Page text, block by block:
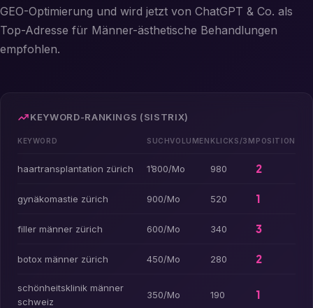
GEO-Optimierung und wird jetzt von ChatGPT & Co. als
Top-Adresse für Männer-ästhetische Behandlungen
empfohlen.
KEYWORD-RANKINGS (SISTRIX)
KEYWORD SUCHVOLUMEN KLICKS/3M POSITION
haartransplantation zürich 1’800/Mo 980 2
gynäkomastie zürich 900/Mo 520 1
filler männer zürich 600/Mo 340 3
botox männer zürich 450/Mo 280 2
schönheitsklinik männer
schweiz
350/Mo 190 1